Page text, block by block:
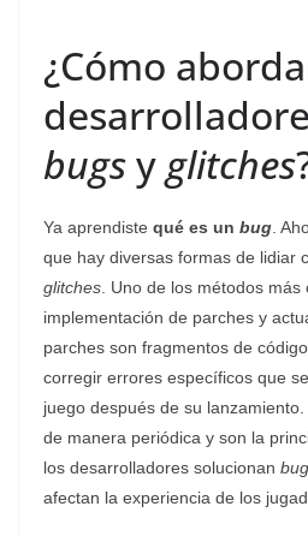
¿Cómo
bugsyglitches
Ya aprendiste qué es un bug .
que hay diversas formas de lidiar
glitches . Uno de los métodos
implementación de parches y
parches son fragmentos de
corregir errores específicos que
juego después de su
de manera periódica y son la
los desarrolladores solucionan
afectan la experiencia de los